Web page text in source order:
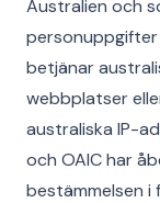
Australien och
personuppgifter
betjänar
webbplatser
australiska IP-
och OAIC har
bestämmelsen i